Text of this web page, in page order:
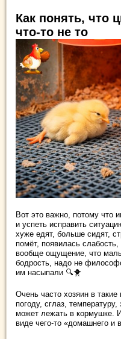
Как понять, что
что-то не то
Вот это важно, потому что
и успеть исправить
хуже едят, больше сидят,
помёт, появилась
вообще ощущение, что
бодрость, надо не
им насыпали 🔍🐥
Очень часто хозяин в
погоду, сглаз,
может лежать в кормушке.
виде чего-то «домашнего и